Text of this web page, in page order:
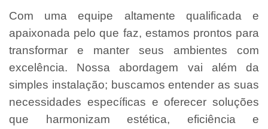
Com uma equipe altamente qualificada e
apaixonada pelo que faz, estamos prontos para
transformar e manter seus ambientes com
excelência. Nossa abordagem vai além da
simples instalação; buscamos entender as suas
necessidades específicas e oferecer soluções
que harmonizam estética, eficiência e